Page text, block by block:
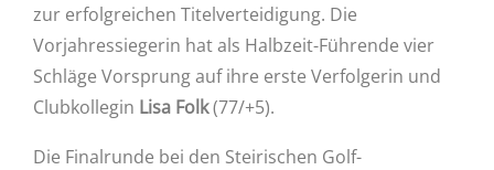
zur erfolgreichen Titelverteidigung. Die
Vorjahressiegerin hat als Halbzeit-Führende vier
Schläge Vorsprung auf ihre erste Verfolgerin und
Clubkollegin Lisa Folk(77/+5).
Die Finalrunde bei den Steirischen Golf-